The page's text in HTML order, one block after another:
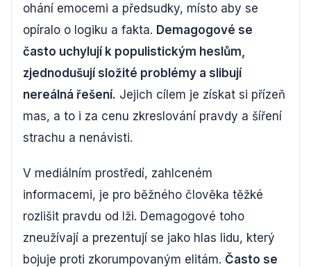
ohání emocemi a předsudky, místo aby se
opíralo o logiku a fakta. Demagogové se
často uchylují k populistickým heslům,
zjednodušují složité problémy a slibují
nereálná řešení. Jejich cílem je získat si přízeň
mas, a to i za cenu zkreslování pravdy a šíření
strachu a nenávisti.
V mediálním prostředí, zahlceném
informacemi, je pro běžného člověka těžké
rozlišit pravdu od lži. Demagogové toho
zneužívají a prezentují se jako hlas lidu, který
bojuje proti zkorumpovaným elitám. Často se